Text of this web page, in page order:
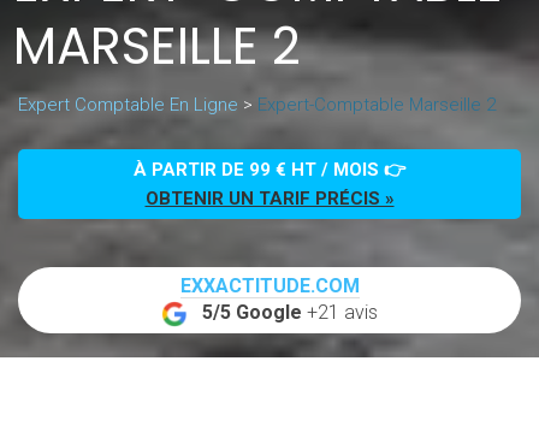
MARSEILLE 2
Expert Comptable En Ligne > Expert-Comptable Marseille 2
À PARTIR DE 99 € HT / MOIS 👉
OBTENIR UN TARIF PRÉCIS »
EXXACTITUDE.COM
5/5 Google +21 avis